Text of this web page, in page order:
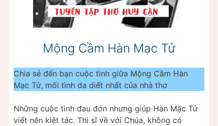
Mộng Cầm Hàn Mạc Tử
Chia sẻ đến bạn cuộc tình giữa Mộng Cầm Hàn
Mạc Tử, mối tình da diết nhất của nhà thơ
Những cuộc tình đau đớn nhưng giúp Hàn Mặc Tử
viết nên kiệt tác. Thi sĩ về với Chúa, không có